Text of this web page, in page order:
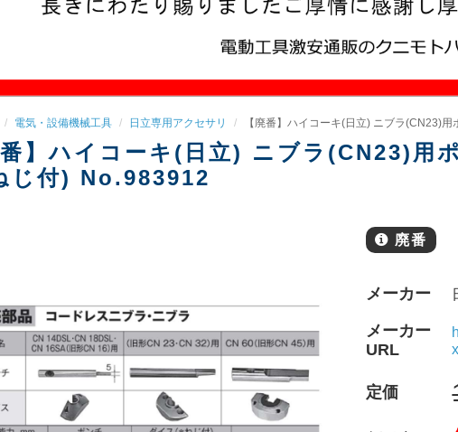
電気・設備機械工具 日立専用アクセサリ 【廃番】ハイコーキ(日立) ニブラ(CN23)
】ハイコーキ(日立) ニブラ(CN23)用
じ付) No.983912
廃番
メーカー
メーカー
URL
定価